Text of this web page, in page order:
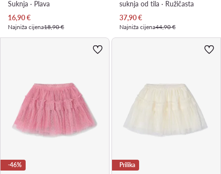
Suknja · Plava
Trenutna cijena
16,90€
Najniža cijena18,90 €
suknja od tila · Ružičasta
Trenutna cijena
37,90€
Najniža cijena44,90 €
-46% Prilika